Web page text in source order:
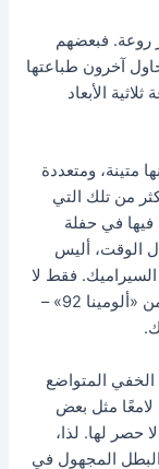
إلى جعل «ألومينا 92» أكثر روعة. فبعضهم
آخرون طباعتها
الأبعاد
إنها متينة، ومتعددة
من تلك التي
فيها في حفلة
يحدث طوال الوقت، أليس
فقط لا
تحاول إثبات ذلك بإسقاط أي أطباق مصنوعة من «ألومينا 92» –
ذلك البطل الخفي المتواضع
مثل بعض
حصر لها. لذا،
– عسى أن يظل البطل المجهول في